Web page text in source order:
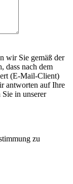
wir Sie gemäß der
dass nach dem
(E-Mail-Client)
antworten auf Ihre
in unserer
zu